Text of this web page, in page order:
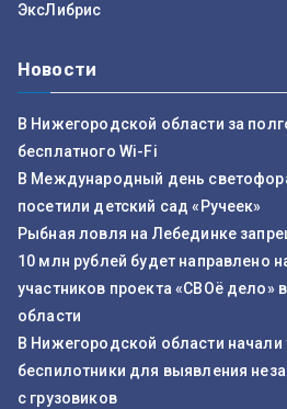
ЭксЛибрис
Новости
В Нижегородской области за
бесплатного Wi-Fi
В Международный день
посетили детский сад «Ручеек»
Рыбная ловля на Лебединке
10 млн рублей будет направлено
участников проекта «СВОё дело»
области
В Нижегородской области начали
беспилотники для выявления
с грузовиков